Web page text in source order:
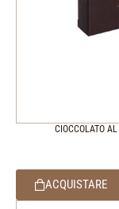
CIOCCOLATO
ACQUISTARE